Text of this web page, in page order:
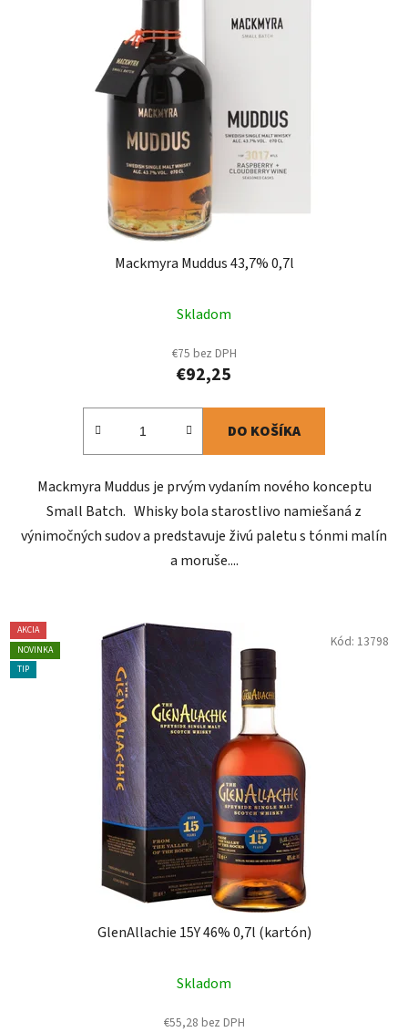
Mackmyra Muddus 43,7% 0,7l
Skladom
€75 bez DPH
€92,25
DO KOŠÍKA
Mackmyra Muddus je prvým vydaním nového konceptu
Small Batch. Whisky bola starostlivo namiešaná z
výnimočných sudov a predstavuje živú paletu s tónmi malín
a moruše....
AKCIA
NOVINKA
TIP
GlenAllachie 15Y 46% 0,7l (kartón)
Skladom
€55,28 bez DPH
Kód: 13798